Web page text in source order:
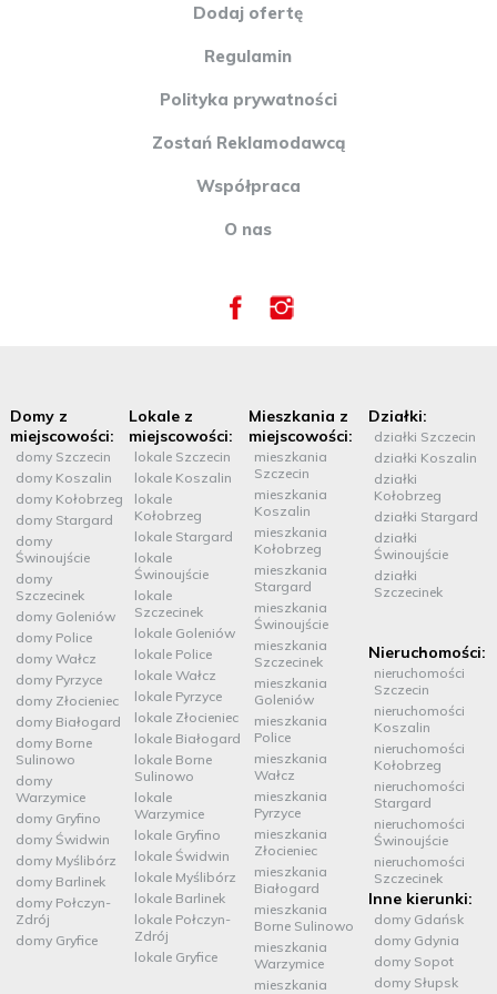
Dodaj ofertę
Regulamin
Polityka prywatności
Zostań Reklamodawcą
Współpraca
O nas
Domy z
miejscowości:
domy Szczecin
domy Koszalin
domy Kołobrzeg
domy Stargard
domy
Świnoujście
domy
Szczecinek
domy Goleniów
domy Police
domy Wałcz
domy Pyrzyce
domy Złocieniec
domy Białogard
domy Borne
Sulinowo
domy
Warzymice
domy Gryfino
domy Świdwin
domy Myślibórz
domy Barlinek
domy Połczyn-
Zdrój
domy Gryfice
Lokale z
miejscowości:
lokale Szczecin
lokale Koszalin
lokale
Kołobrzeg
lokale Stargard
lokale
Świnoujście
lokale
Szczecinek
lokale Goleniów
lokale Police
lokale Wałcz
lokale Pyrzyce
lokale Złocieniec
lokale Białogard
lokale Borne
Sulinowo
lokale
Warzymice
lokale Gryfino
lokale Świdwin
lokale Myślibórz
lokale Barlinek
lokale Połczyn-
Zdrój
lokale Gryfice
Mieszkania z
miejscowości:
mieszkania
Szczecin
mieszkania
Koszalin
mieszkania
Kołobrzeg
mieszkania
Stargard
mieszkania
Świnoujście
mieszkania
Szczecinek
mieszkania
Goleniów
mieszkania
Police
mieszkania
Wałcz
mieszkania
Pyrzyce
mieszkania
Złocieniec
mieszkania
Białogard
mieszkania
Borne Sulinowo
mieszkania
Warzymice
mieszkania
Działki:
działki Szczecin
działki Koszalin
działki
Kołobrzeg
działki Stargard
działki
Świnoujście
działki
Szczecinek
Nieruchomości:
nieruchomości
Szczecin
nieruchomości
Koszalin
nieruchomości
Kołobrzeg
nieruchomości
Stargard
nieruchomości
Świnoujście
nieruchomości
Szczecinek
Inne kierunki:
domy Gdańsk
domy Gdynia
domy Sopot
domy Słupsk